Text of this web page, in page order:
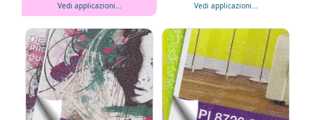
Vedi applicazioni... Vedi applicazioni...